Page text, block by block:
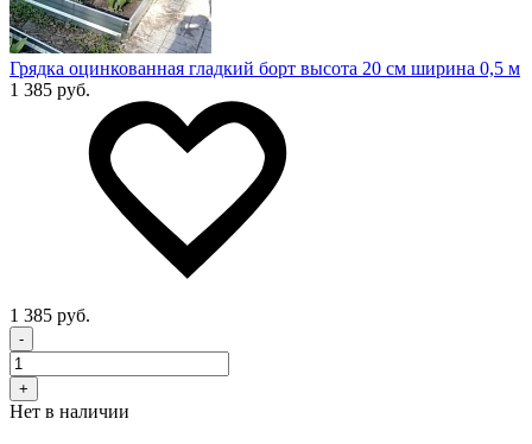
Грядка оцинкованная гладкий борт высота 20 см ширина 0,5 м
1 385 руб.
1 385 руб.
-
+
Нет в наличии